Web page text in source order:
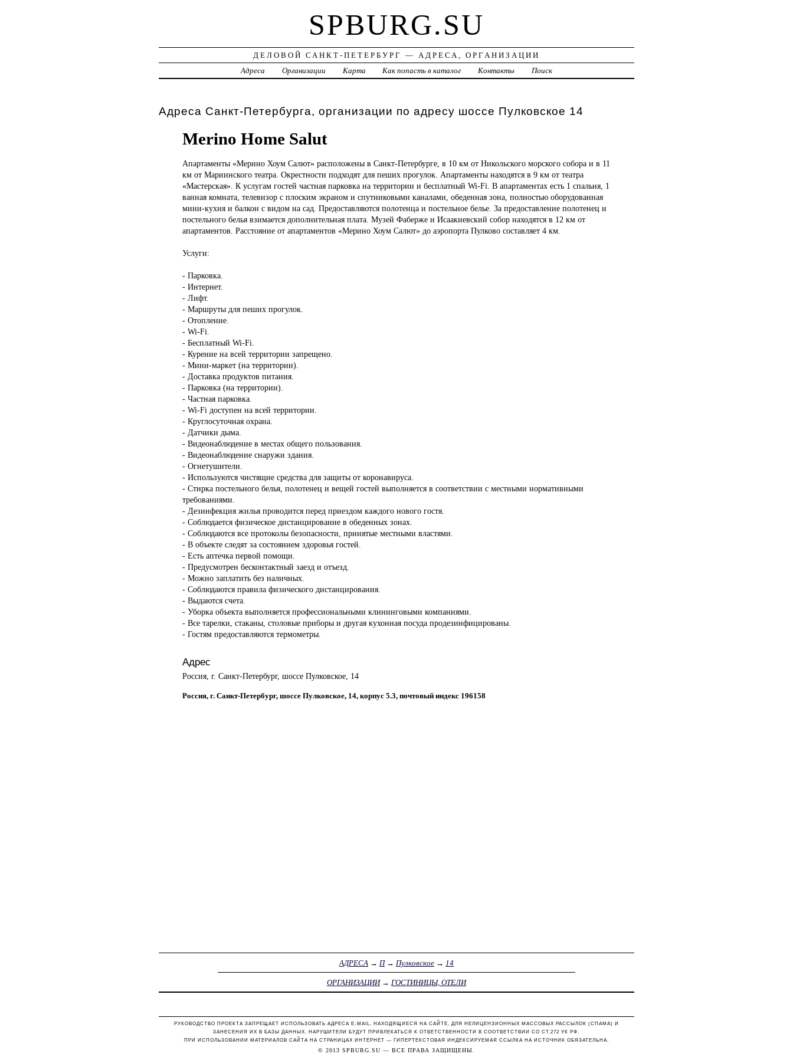
SPBURG.SU
ДЕЛОВОЙ САНКТ-ПЕТЕРБУРГ — АДРЕСА, ОРГАНИЗАЦИИ
Адреса
Организации Карта Как попасть в каталог Контакты Поиск
Адреса Санкт-Петербурга, организации по адресу шоссе Пулковское 14
Merino Home Salut
Апартаменты «Мерино Хоум Салют» расположены в Санкт-Петербурге, в 10 км от Никольского морского собора и в 11
км от Мариинского театра. Окрестности подходят для пеших прогулок. Апартаменты находятся в 9 км от театра
«Мастерская». К услугам гостей частная парковка на территории и бесплатный Wi-Fi. В апартаментах есть 1 спальня, 1
ванная комната, телевизор с плоским экраном и спутниковыми каналами, обеденная зона, полностью оборудованная
мини-кухня и балкон с видом на сад. Предоставляются полотенца и постельное белье. За предоставление полотенец и
постельного белья взимается дополнительная плата. Музей Фаберже и Исаакиевский собор находятся в 12 км от
апартаментов. Расстояние от апартаментов «Мерино Хоум Салют» до аэропорта Пулково составляет 4 км.
Услуги:
- Парковка.
- Интернет.
- Лифт.
- Маршруты для пеших прогулок.
- Отопление.
- Wi-Fi.
- Бесплатный Wi-Fi.
- Курение на всей территории запрещено.
- Мини-маркет (на территории).
- Доставка продуктов питания.
- Парковка (на территории).
- Частная парковка.
- Wi-Fi доступен на всей территории.
- Круглосуточная охрана.
- Датчики дыма.
- Видеонаблюдение в местах общего пользования.
- Видеонаблюдение снаружи здания.
- Огнетушители.
- Используются чистящие средства для защиты от коронавируса.
- Стирка постельного белья, полотенец и вещей гостей выполняется в соответствии с местными нормативными
требованиями.
- Дезинфекция жилья проводится перед приездом каждого нового гостя.
- Соблюдается физическое дистанцирование в обеденных зонах.
- Соблюдаются все протоколы безопасности, принятые местными властями.
- В объекте следят за состоянием здоровья гостей.
- Есть аптечка первой помощи.
- Предусмотрен бесконтактный заезд и отъезд.
- Можно заплатить без наличных.
- Соблюдаются правила физического дистанцирования.
- Выдаются счета.
- Уборка объекта выполняется профессиональными клининговыми компаниями.
- Все тарелки, стаканы, столовые приборы и другая кухонная посуда продезинфицированы.
- Гостям предоставляются термометры.
Адрес
Россия, г. Санкт-Петербург, шоссе Пулковское, 14
Россия, г. Санкт-Петербург, шоссе Пулковское, 14, корпус 5.3, почтовый индекс 196158
АДРЕСА → П→ Пулковское→ 14
ОРГАНИЗАЦИИ→ ГОСТИНИЦЫ, ОТЕЛИ
РУКОВОДСТВО ПРОЕКТА ЗАПРЕЩАЕТ ИСПОЛЬЗОВАТЬ АДРЕСА E-MAIL, НАХОДЯЩИЕСЯ НА САЙТЕ, ДЛЯ НЕЛИЦЕНЗИОННЫХ МАССОВЫХ РАССЫЛОК (СПАМА) И
ЗАНЕСЕНИЯ ИХ В БАЗЫ ДАННЫХ. НАРУШИТЕЛИ БУДУТ ПРИВЛЕКАТЬСЯ К ОТВЕТСТВЕННОСТИ В СООТВЕТСТВИИ СО СТ.272 УК РФ.
ПРИ ИСПОЛЬЗОВАНИИ МАТЕРИАЛОВ САЙТА НА СТРАНИЦАХ ИНТЕРНЕТ — ГИПЕРТЕКСТОВАЯ ИНДЕКСИРУЕМАЯ ССЫЛКА НА ИСТОЧНИК ОБЯЗАТЕЛЬНА.
© 2013 SPBURG.SU — ВСЕ ПРАВА ЗАЩИЩЕНЫ.